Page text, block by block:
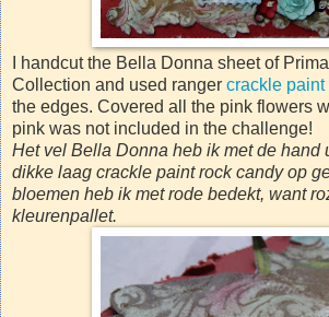
I handcut the Bella Donna sheet of
Collection and used ranger crackle paint
the edges. Covered all the pink flowers
pink was not included in the challenge!
Het vel Bella Donna heb ik met de hand
dikke laag crackle paint rock candy op
bloemen heb ik met rode bedekt, want
kleurenpallet.